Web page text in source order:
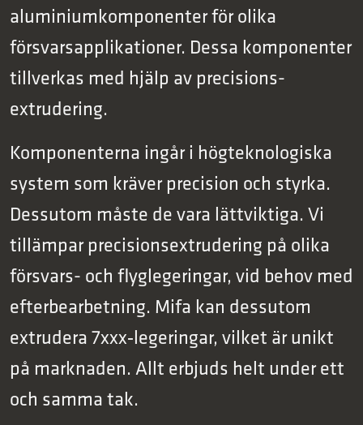
aluminiumkomponenter för olika
försvarsapplikationer. Dessa komponenter
tillverkas med hjälp av precisions­
extrudering.
Komponenterna ingår i högteknologiska
system som kräver precision och styrka.
Dessutom måste de vara lättviktiga. Vi
tillämpar precisions­extrudering på olika
försvars- och flyglegeringar, vid behov med
efterbearbetning. Mifa kan dessutom
extrudera 7xxx‑legeringar, vilket är unikt
på marknaden. Allt erbjuds helt under ett
och samma tak.